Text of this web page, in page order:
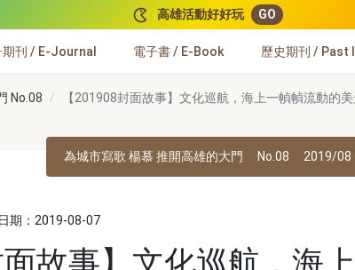
高雄活動好好玩 GO
期刊 / E-Journal 電子書 / E-Book 歷史期刊 / Past
No.08 【201908封面故事】文化巡航，海上一幀幀流動的
為城市寫歌 楊慕 推開高雄的大門 No.08 2019/08
期：2019-08-07
面故事】文化巡航，海